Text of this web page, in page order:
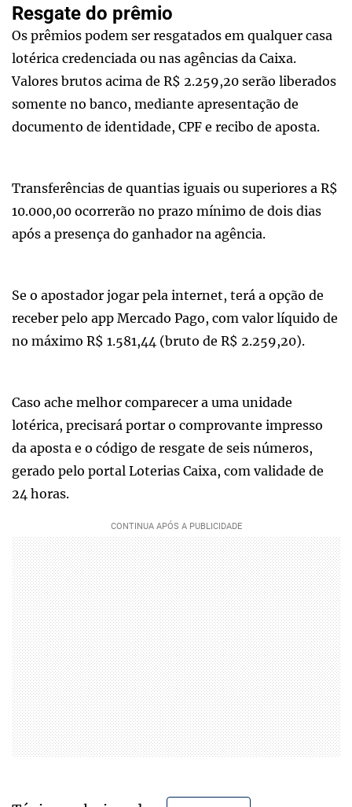
Resgate do prêmio
Os prêmios podem ser resgatados em qualquer casa
lotérica credenciada ou nas agências da Caixa.
Valores brutos acima de R$ 2.259,20 serão liberados
somente no banco, mediante apresentação de
documento de identidade, CPF e recibo de aposta.
Transferências de quantias iguais ou superiores a R$
10.000,00 ocorrerão no prazo mínimo de dois dias
após a presença do ganhador na agência.
Se o apostador jogar pela internet, terá a opção de
receber pelo app Mercado Pago, com valor líquido de
no máximo R$ 1.581,44 (bruto de R$ 2.259,20).
Caso ache melhor comparecer a uma unidade
lotérica, precisará portar o comprovante impresso
da aposta e o código de resgate de seis números,
gerado pelo portal Loterias Caixa, com validade de
24 horas.